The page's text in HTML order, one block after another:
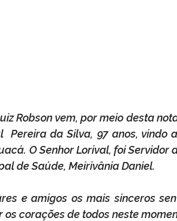
Robson vem, por meio desta
Pereira da Silva, 97 anos,
O Senhor Lorival, foi
de Saúde, Meirivânia Daniel.
e amigos os mais sinceros
corações de todos neste